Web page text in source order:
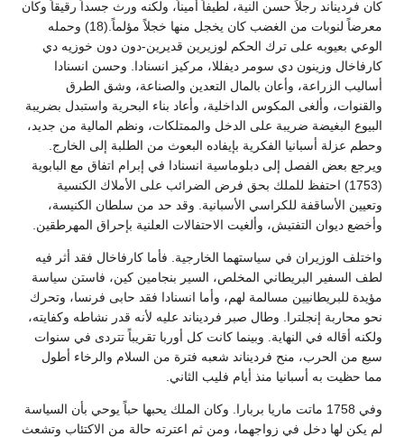
كان فرديناند رجلاً حسن النية، لطيفاً أميناً، ولكنه ورث جسداً رقيقاً وكان
معرضاً لنوبات من الغضب كان يخجل منها خجلاً مؤلماً.(18) وحمله
الوعي بعيوبه على ترك الحكم لوزيرين قديرين-دون دون خوزيه دي
كارفاخال وزينون دي سومر ديفللا، مركيز انسنادا. وحسن انسنادا
أساليب الزراعة، وأعان بالمال التعدين والصناعة، وشق الطرق
والقنوات، وألغى المكوس الداخلية، وأعاد بناء البحرية واستبدل بضريبة
البيوع البغيضة ضريبة على الدخل والممتلكات، ونظم المالية من جديد،
وحطم عزلة أسبانيا الفكرية بإيفاده البعوث من الطلبة إلى الخارج.
ويرجع بعض الفصل إلى دبلوماسية انسنادا في إبرام اتفاق مع البابوية
(1753) احتفظ للملك بحق فرض الضرائب على الأملاك الكنسية
وتعيين الأساقفة للكراسي الأسبانية. وقد حد من سلطان الكنيسة،
وأخضع ديوان التفتيش، وألغيت الاحتفالات العلنية بإحراق المهرطقين.
واختلف الوزيران في سياستهما الخارجية. فأما كارفاخال فقد أثر فيه
لطف السفير البريطاني المخلص، السير بنجامين كين، فاستن سياسة
مؤيدة للبريطانيين مسالمة لهم، وأما انسنادا فقد حابى فرنسا، وتحرك
نحو محاربة إنجلترا. وطال صبر فرديناند عليه لأنه قدر نشاطه وكفايته،
ولكنه أقاله في النهاية. وبينما كانت كل أوربا تقريباً تتردى في سنوات
سبع من الحرب، منح فرديناند شعبه فترة من السلام والرخاء أطول
مما حظيت به أسبانيا منذ أيام فليب الثاني.
وفي 1758 ماتت ماريا بربارا. وكان الملك يحبها حباً يوحي بأن السياسة
لم يكن لها دخل في زواجهما، ومن ثم اعترته حالة من الاكتئاب وتشعث